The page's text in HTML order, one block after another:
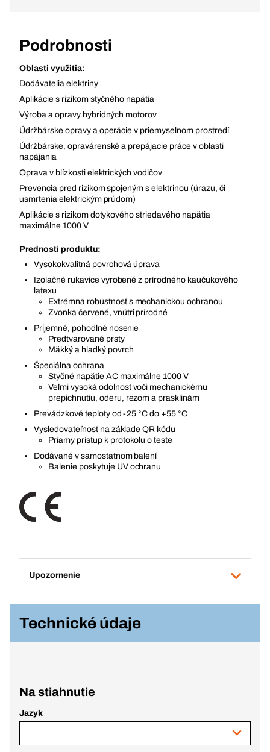
Podrobnosti
Oblasti využitia:
Dodávatelia elektriny
Aplikácie s rizikom styčného napätia
Výroba a opravy hybridných motorov
Údržbárske opravy a operácie v priemyselnom prostredí
Údržbárske, opravárenské a prepájacie práce v oblasti
napájania
Oprava v blízkosti elektrických vodičov
Prevencia pred rizikom spojeným s elektrinou (úrazu, či
usmrtenia elektrickým prúdom)
Aplikácie s rizikom dotykového striedavého napätia
maximálne 1000 V
Prednosti produktu:
Vysokokvalitná povrchová úprava
Izolačné rukavice vyrobené z prírodného kaučukového
latexu
Extrémna robustnosť s mechanickou ochranou
Zvonka červené, vnútri prírodné
Príjemné, pohodlné nosenie
Predtvarované prsty
Mäkký a hladký povrch
Špeciálna ochrana
Styčné napätie AC maximálne 1000 V
Veľmi vysoká odolnosť voči mechanickému
prepichnutiu, oderu, rezom a prasklinám
Prevádzkové teploty od -25 °C do +55 °C
Vysledovateľnosť na základe QR kódu
Priamy prístup k protokolu o teste
Dodávané v samostatnom balení
Balenie poskytuje UV ochranu
Upozornenie
Technické údaje
Na stiahnutie
Jazyk